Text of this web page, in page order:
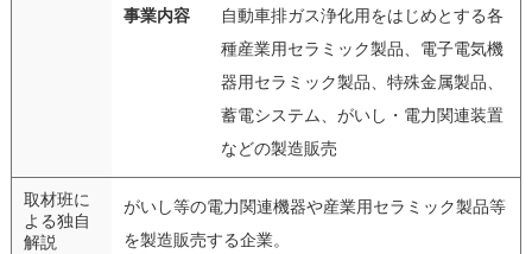
事業内容
自動車排ガス浄化用をはじめとする各
種産業用セラミック製品、電子電気機
器用セラミック製品、特殊金属製品、
蓄電システム、がいし・電力関連装置
などの製造販売
取材班に
よる独自
解説
がいし等の電力関連機器や産業用セラミック製品等
を製造販売する企業。